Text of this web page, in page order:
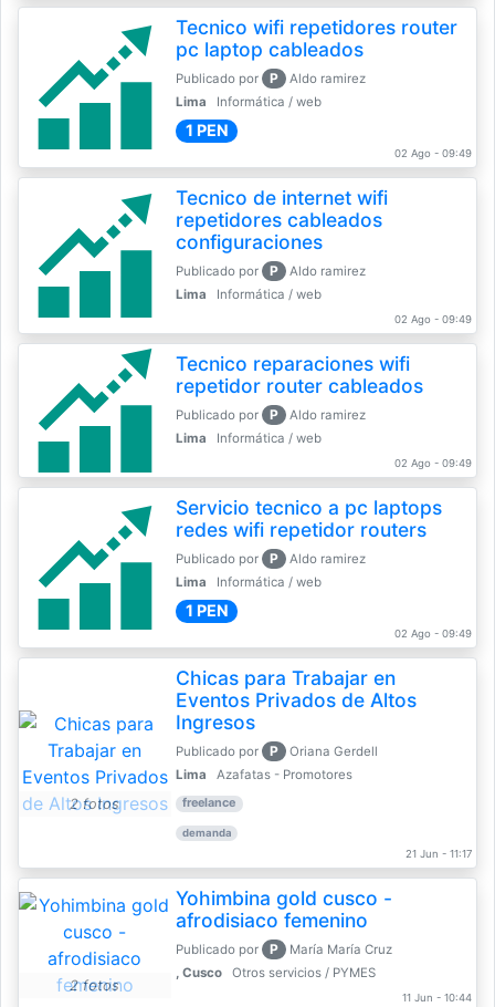
Tecnico wifi repetidores router
pc laptop cableados
Publicado por P
Aldo ramirez
Lima
Informática / web
1 PEN
02 Ago - 09:49
Tecnico de internet wifi
repetidores cableados
configuraciones
Publicado por P
Aldo ramirez
Lima
Informática / web
02 Ago - 09:49
Tecnico reparaciones wifi
repetidor router cableados
Publicado por P
Aldo ramirez
Lima
Informática / web
02 Ago - 09:49
Servicio tecnico a pc laptops
redes wifi repetidor routers
Publicado por P
Aldo ramirez
Lima
Informática / web
1 PEN
02 Ago - 09:49
2 fotos
Chicas para Trabajar en
Eventos Privados de Altos
Ingresos
Publicado por P
Oriana Gerdell
Lima
Azafatas - Promotores
freelance
demanda
21 Jun - 11:17
2 fotos
Yohimbina gold cusco -
afrodisiaco femenino
Publicado por P
María María Cruz
, Cusco
Otros servicios / PYMES
11 Jun - 10:44